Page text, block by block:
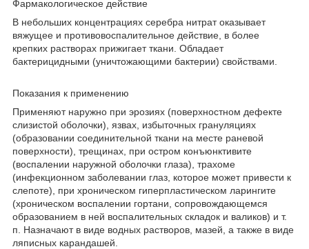
Фармакологическое действие
В небольших концентрациях серебра нитрат оказывает
вяжущее и противовоспалительное действие, в более
крепких растворах прижигает ткани. Обладает
бактерицидными (уничтожающими бактерии) свойствами.
Показания к применению
Применяют наружно при эрозиях (поверхностном дефекте
слизистой оболочки), язвах, избыточных грануляциях
(образовании соединительной ткани на месте раневой
поверхности), трещинах, при остром конъюнктивите
(воспалении наружной оболочки глаза), трахоме
(инфекционном заболевании глаз, которое может привести к
слепоте), при хроническом гиперпластическом ларингите
(хроническом воспалении гортани, сопровождающемся
образованием в ней воспалительных складок и валиков) и т.
п. Назначают в виде водных растворов, мазей, а также в виде
ляписных карандашей.